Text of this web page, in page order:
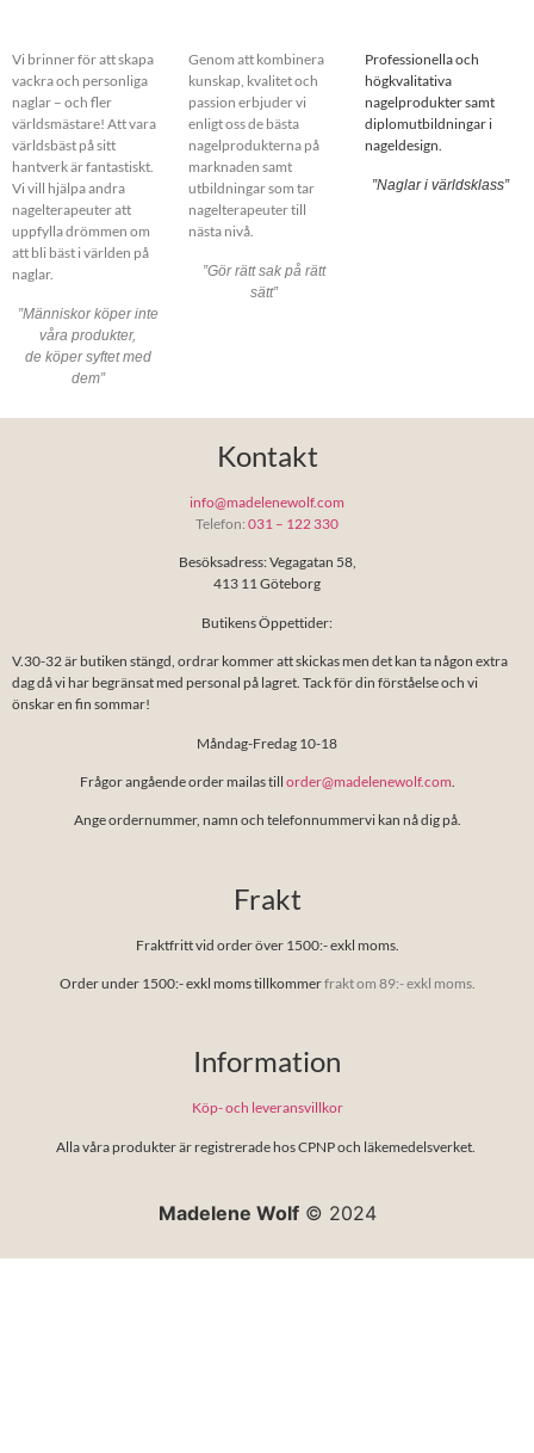
Vi brinner för att skapa
vackra och personliga
naglar – och fler
världsmästare! Att vara
världsbäst på sitt
hantverk är fantastiskt.
Vi vill hjälpa andra
nagelterapeuter att
uppfylla drömmen om
att bli bäst i världen på
naglar.
”Människor köper inte
våra produkter,
de köper syftet med
dem”
Genom att kombinera
kunskap, kvalitet och
passion erbjuder vi
enligt oss de bästa
nagelprodukterna på
marknaden samt
utbildningar som tar
nagelterapeuter till
nästa nivå.
”Gör rätt sak på rätt
sätt”
Professionella och
högkvalitativa
nagelprodukter samt
diplomutbildningar i
nageldesign.
”Naglar i världsklass”
Kontakt
info@madelenewolf.com
Telefon: 031 – 122 330
Besöksadress: Vegagatan 58,
413 11 Göteborg
Butikens Öppettider:
V.30-32 är butiken stängd, ordrar kommer att skickas men det kan ta någon extra
dag då vi har begränsat med personal på lagret. Tack för din förståelse och vi
önskar en fin sommar!
Måndag-Fredag 10-18
Frågor angående order mailas till order@madelenewolf.com
Ange ordernummer, namn och telefonnummervi kan nå dig på.
Frakt
Fraktfritt vid order över 1500:- exkl moms.
Order under 1500:- exkl moms tillkommerfrakt om 89:- exkl moms.
Information
Köp- och leveransvillkor
Alla våra produkter är registrerade hos CPNP och läkemedelsverket.
Madelene Wolf© 2024